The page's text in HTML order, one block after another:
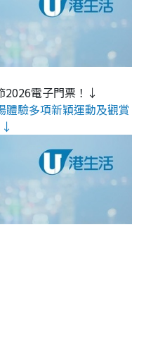
2026電子門票！↓
驗多項新穎運動及觀賞